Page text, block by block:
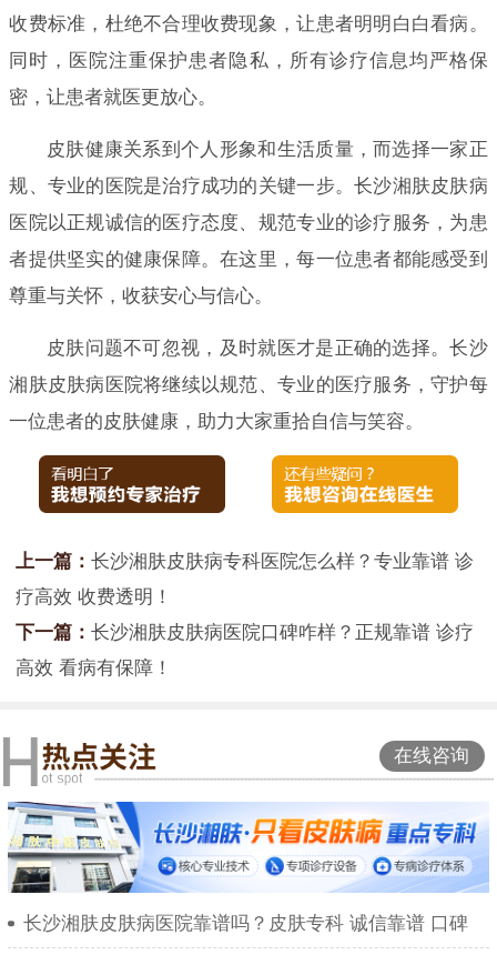
收费标准，杜绝不合理收费现象，让患者明明白白看病。
同时，医院注重保护患者隐私，所有诊疗信息均严格保
密，让患者就医更放心。
皮肤健康关系到个人形象和生活质量，而选择一家正
规、专业的医院是治疗成功的关键一步。长沙湘肤皮肤病
医院以正规诚信的医疗态度、规范专业的诊疗服务，为患
者提供坚实的健康保障。在这里，每一位患者都能感受到
尊重与关怀，收获安心与信心。
皮肤问题不可忽视，及时就医才是正确的选择。长沙
湘肤皮肤病医院将继续以规范、专业的医疗服务，守护每
一位患者的皮肤健康，助力大家重拾自信与笑容。
上一篇： 长沙湘肤皮肤病专科医院怎么样？专业靠谱 诊
疗高效 收费透明！
下一篇： 长沙湘肤皮肤病医院口碑咋样？正规靠谱 诊疗
高效 看病有保障！
在线咨询
长沙湘肤皮肤病医院靠谱吗？皮肤专科 诚信靠谱 口碑